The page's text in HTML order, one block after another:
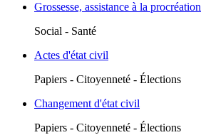
Grossesse, assistance à la procréation
Social - Santé
Actes d'état civil
Papiers - Citoyenneté - Élections
Changement d'état civil
Papiers - Citoyenneté - Élections